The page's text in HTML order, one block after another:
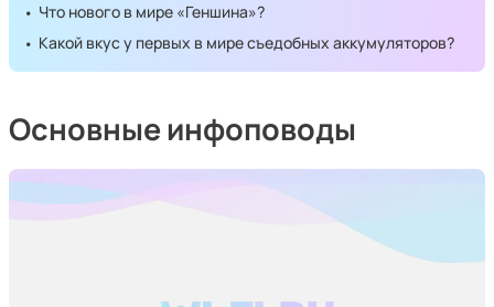
Что нового в мире «Геншина»?
Какой вкус у первых в мире съедобных аккумуляторов?
Основные инфоповоды